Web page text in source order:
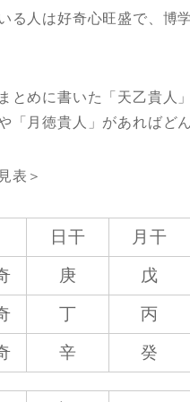
る人は好奇心旺盛で、博
とめに書いた「天乙貴人
「月徳貴人」があれば
表＞
日干 月干
庚 戊
丁 丙
辛 癸